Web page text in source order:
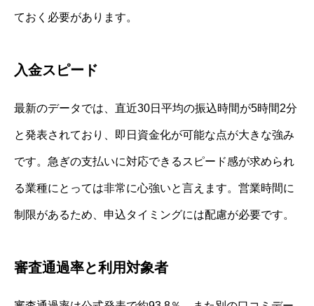
ておく必要があります。
入金スピード
最新のデータでは、直近30日平均の振込時間が5時間2分
と発表されており、即日資金化が可能な点が大きな強み
です。急ぎの支払いに対応できるスピード感が求められ
る業種にとっては非常に心強いと言えます。営業時間に
制限があるため、申込タイミングには配慮が必要です。
審査通過率と利用対象者